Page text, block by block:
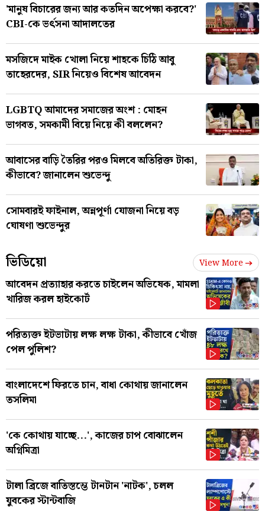
'মানুষ বিচারের জন্য আর কতদিন অপেক্ষা করবে?'
CBI-কে ভর্ৎসনা আদালতের
মসজিদে মাইক খোলা নিয়ে শাহকে চিঠি আবু
তাহেরদের, SIR নিয়েও বিশেষ আবেদন
LGBTQ আমাদের সমাজের অংশ : মোহন
ভাগবত, সমকামী বিয়ে নিয়ে কী বললেন?
আবাসের বাড়ি তৈরির পরও মিলবে অতিরিক্ত টাকা,
কীভাবে? জানালেন শুভেন্দু
সোমবারই ফাইনাল, অন্নপূর্ণা যোজনা নিয়ে বড়
ঘোষণা শুভেন্দুর
ভিডিয়ো View More
আবেদন প্রত্যাহার করতে চাইলেন অভিষেক, মামলা
খারিজ করল হাইকোর্ট
পরিত্যক্ত ইটভাটায় লক্ষ লক্ষ টাকা, কীভাবে খোঁজ
পেল পুলিশ?
বাংলাদেশে ফিরতে চান, বাধা কোথায় জানালেন
তসলিমা
'কে কোথায় যাচ্ছে...', কাজের চাপ বোঝালেন
অগ্নিমিত্রা
টালা ব্রিজে বাতিস্তম্ভে টানটান 'নাটক', চলল
যুবকের স্টান্টবাজি